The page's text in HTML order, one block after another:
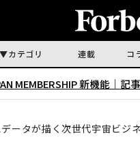
カテゴリ 連載 コ
MEMBERSHIP 新機能｜ 記
ータが描く次世代宇宙ビジ